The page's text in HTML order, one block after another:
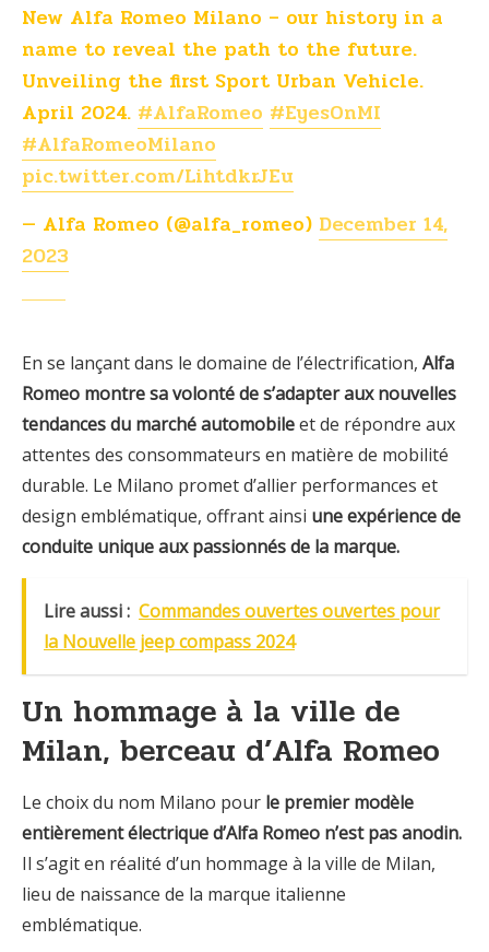
New Alfa Romeo Milano – our history in a
name to reveal the path to the future.
Unveiling the first Sport Urban Vehicle.
April 2024. #AlfaRomeo #EyesOnMI
#AlfaRomeoMilano
pic.twitter.com/LihtdkrJEu
— Alfa Romeo (@alfa_romeo) December 14,
2023
En se lançant dans le domaine de l’électrification, Alfa
Romeo montre sa volonté de s’adapter aux nouvelles
tendances du marché automobileet de répondre aux
attentes des consommateurs en matière de mobilité
durable. Le Milano promet d’allier performances et
design emblématique, offrant ainsi une expérience de
conduite unique aux passionnés de la marque.
Lire aussi : Commandes ouvertes ouvertes pour
la Nouvelle jeep compass 2024
Un hommage à la ville de
Milan, berceau d’Alfa Romeo
Le choix du nom Milano pour le premier modèle
entièrement électrique d’Alfa Romeo n’est pas anodin.
Il s’agit en réalité d’un hommage à la ville de Milan,
lieu de naissance de la marque italienne
emblématique.